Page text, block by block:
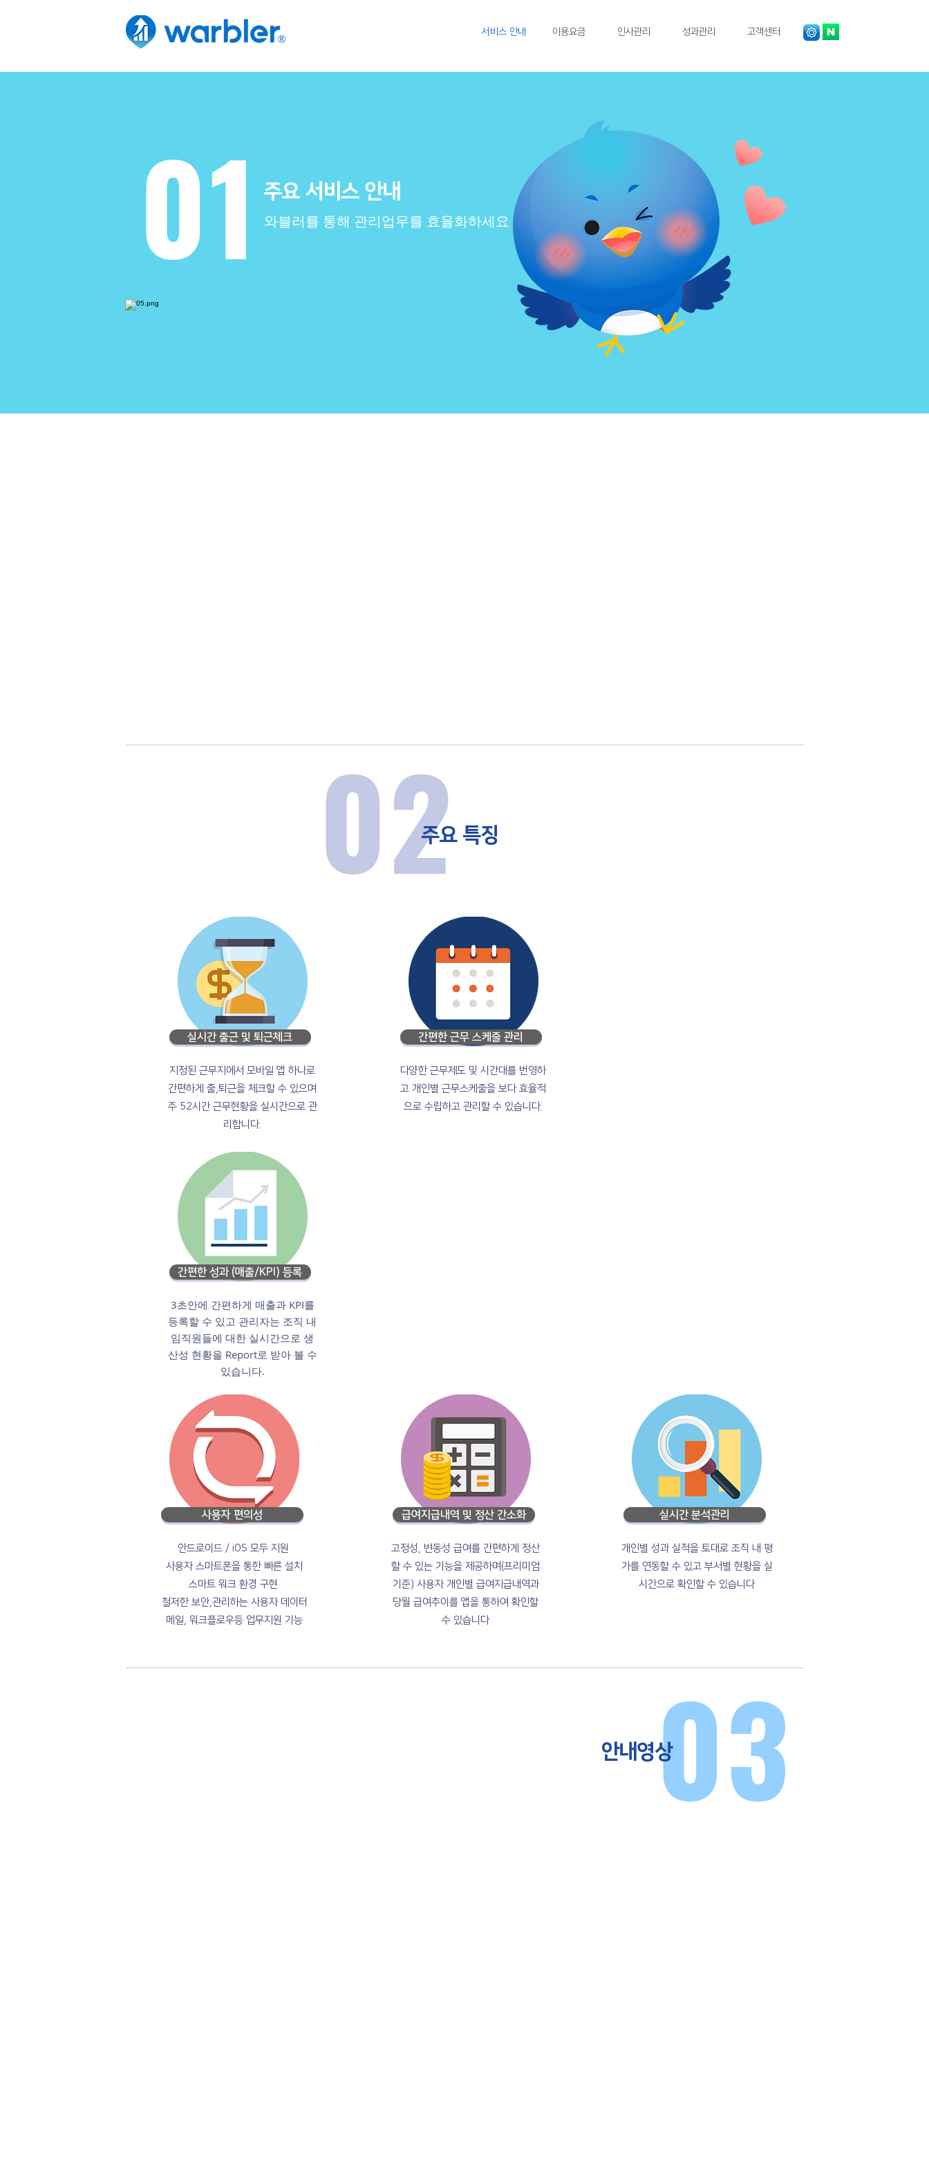
서비스 안내 이용요금 인사관리 성과관리 고객센터
주요 서비스 안내
01 와블러를 통해 관리업무를 효율화하세요
02​주요 특징
실시간 출근 및 퇴근체크
지정된 근무지에서 모바일 앱 하나로
간편하게 출,퇴근을 체크할 수 있으며
주 52시간 근무현황을 실시간으로 관
리합니다.
간편한 근무 스케줄 관리
​다양한 근무제도 및 시간대를 번영하
고 개인별 근무스케줄을 보다 효율적
으로 수립하고 관리할 수 있습니다.
간편한 성과 (매출/KPI) 등록
​3초안에 간편하게 매출과 KPI를
등록할 수 있고 관리자는 조직 내
임직원들에 대한 실시간으로 생
산성 현황을 Report로 받아 볼 수
있습니다.
실시간 분석관리
개인별 성과 실적을 토대로 조직 내 평
가를 연동할 수 있고 부서별 현황을 실
시간으로 확인할 수 있습니다
급여지급내역 및 정산 간소화
고정성, 변동성 급여를 간편하게 정산
할 수 있는 기능을 제공하며(프리미엄
기준) 사용자 개인별 급여지급내역과
당월 급여추이를 앱을 통하여 확인할
수 있습니다
사용자 편의성
안드로이드 / iOS 모두 지원
사용자 스마트폰을 통한 빠른 설치
스마트 워크 환경 구현
철저한 보안,관리하는 사용자 데이터
메일, 워크플로우등 업무지원 기능
03
​안내영상